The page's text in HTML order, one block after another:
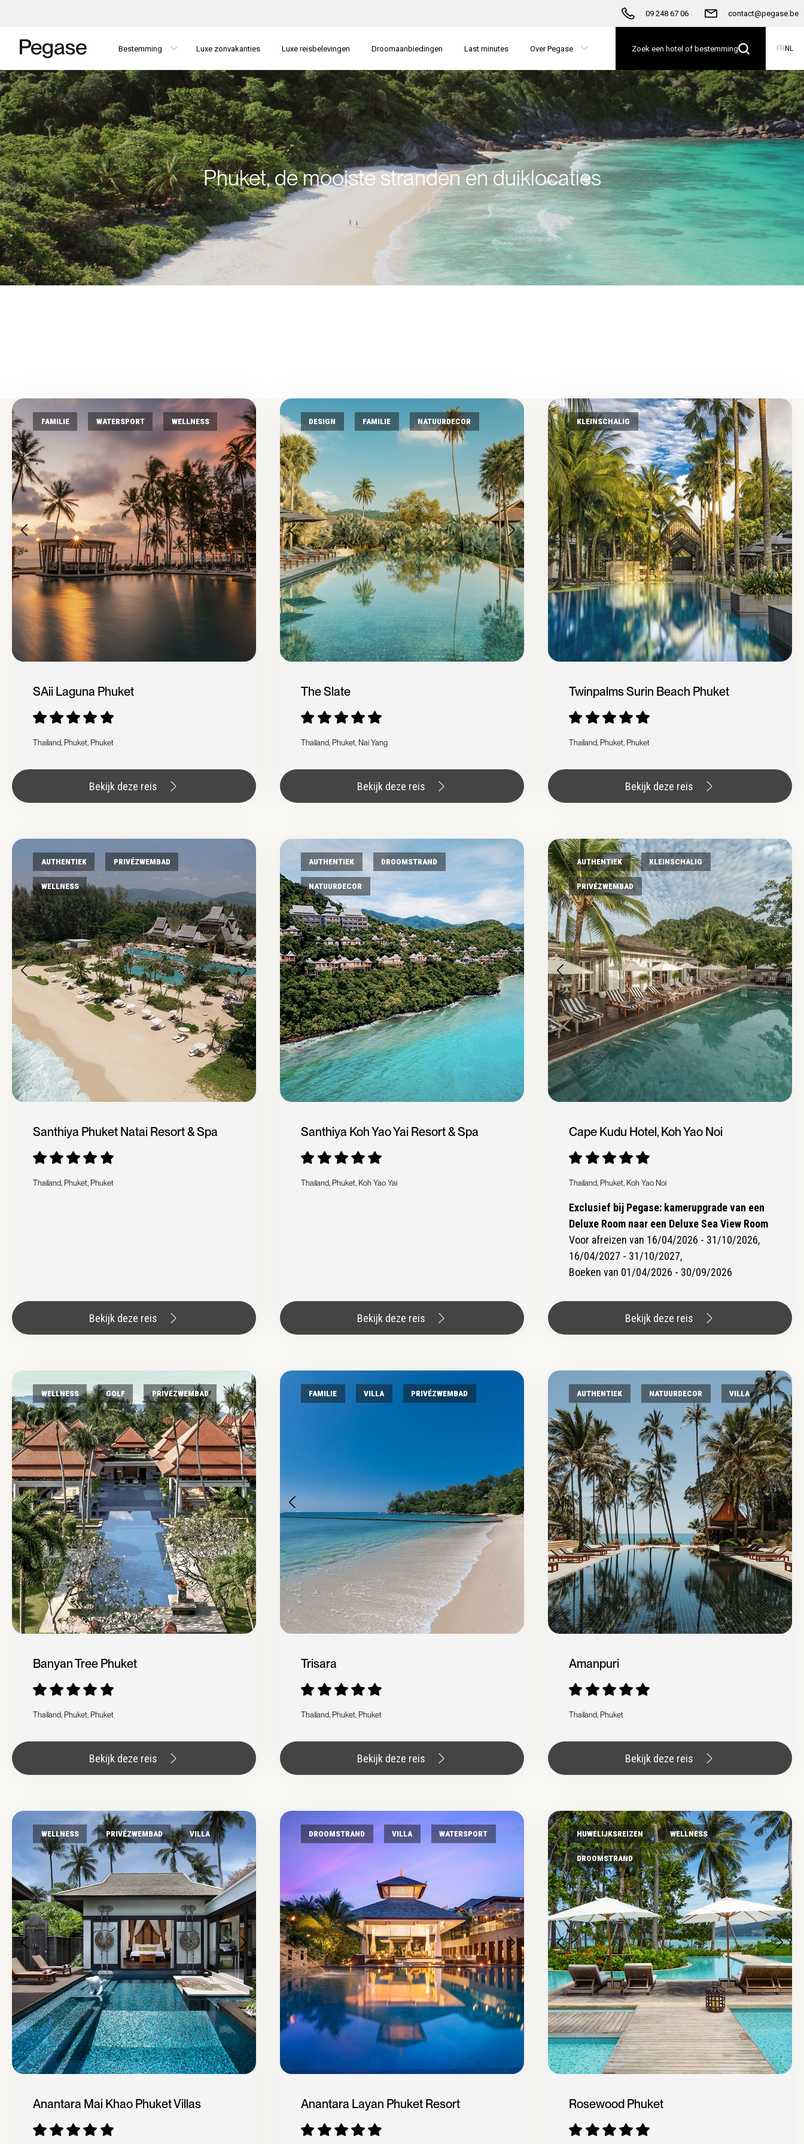
09 248 67 06 contact@pegase.be
Bestemming Luxe zonvakanties Luxe reisbelevingen Droomaanbiedingen Last minutes Over Pegase Zoek een hotel of bestemming FR NL
Phuket, de mooiste stranden en duiklocaties
FAMILIE WATERSPORT WELLNESS
SAii Laguna Phuket
Thailand, Phuket, Phuket
Bekijk deze reis
DESIGN FAMILIE NATUURDECOR
The Slate
Thailand, Phuket, Nai Yang
Bekijk deze reis
KLEINSCHALIG
Twinpalms Surin Beach Phuket
Thailand, Phuket, Phuket
Bekijk deze reis
AUTHENTIEK PRIVÉZWEMBAD
WELLNESS
Santhiya Phuket Natai Resort & Spa
Thailand, Phuket, Phuket
Bekijk deze reis
AUTHENTIEK DROOMSTRAND
NATUURDECOR
Santhiya Koh Yao Yai Resort & Spa
Thailand, Phuket, Koh Yao Yai
Bekijk deze reis
AUTHENTIEK KLEINSCHALIG
PRIVÉZWEMBAD
Cape Kudu Hotel, Koh Yao Noi
Thailand, Phuket, Koh Yao Noi
Exclusief bij Pegase: kamerupgrade van een
Deluxe Room naar een Deluxe Sea View Room
Voor afreizen van 16/04/2026 - 31/10/2026,
16/04/2027 - 31/10/2027,
Boeken van 01/04/2026 - 30/09/2026
Bekijk deze reis
WELLNESS GOLF PRIVÉZWEMBAD
Banyan Tree Phuket
Thailand, Phuket, Phuket
Bekijk deze reis
FAMILIE VILLA PRIVÉZWEMBAD
Trisara
Thailand, Phuket, Phuket
Bekijk deze reis
AUTHENTIEK NATUURDECOR VILLA
Amanpuri
Thailand, Phuket
Bekijk deze reis
WELLNESS PRIVÉZWEMBAD VILLA
Anantara Mai Khao Phuket Villas
DROOMSTRAND VILLA WATERSPORT
Anantara Layan Phuket Resort
HUWELIJKSREIZEN WELLNESS
DROOMSTRAND
Rosewood Phuket